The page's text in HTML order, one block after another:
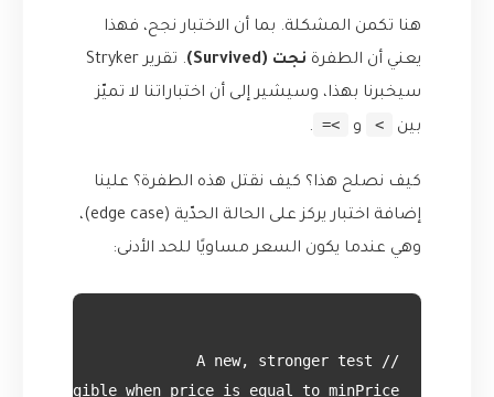
هنا تكمن المشكلة. بما أن الاختبار نجح، فهذا
يعني أن الطفرة نجت (Survived)
. تقرير Stryker
سيخبرنا بهذا، وسيشير إلى أن اختباراتنا لا تميّز
بين
> و >=
.
كيف نصلح هذا؟ كيف نقتل هذه الطفرة؟ علينا
إضافة اختبار يركز على الحالة الحدّية (edge case)،
وهي عندما يكون السعر مساويًا للحد الأدنى: